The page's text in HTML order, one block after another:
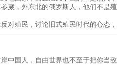
崴，外东北的俄罗斯人，他们不是
对殖民，讨论旧式殖民时代的心态
中国人，自由世界也不至于把你当